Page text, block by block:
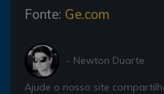
Fonte: Ge.com
- Newton Duarte
Ajude o nosso site